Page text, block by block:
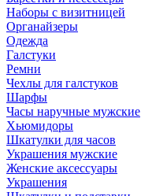
Наборы с визитницей
Органайзеры
Одежда
Галстуки
Ремни
Чехлы для галстуков
Шарфы
Часы наручные мужские
Хьюмидоры
Шкатулки для часов
Украшения мужские
Женские аксессуары
Украшения